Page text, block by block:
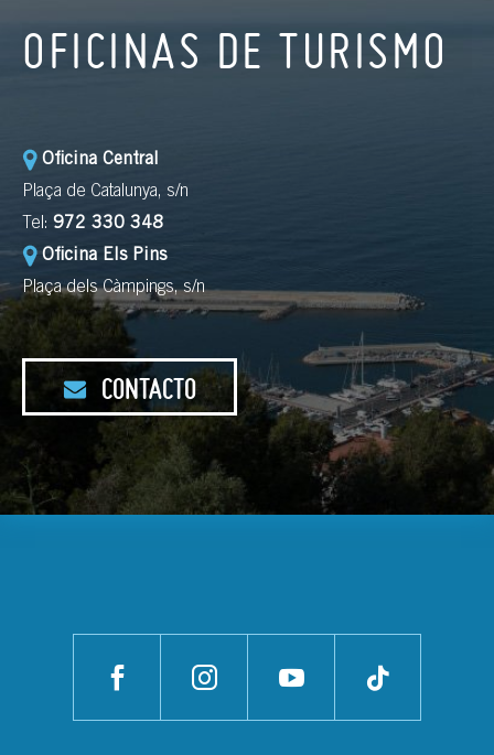
OFICINAS DE TURISMO
Oficina Central
Plaça de Catalunya, s/n
Tel: 972 330 348
Oficina Els Pins
Plaça dels Càmpings, s/n
CONTACTO